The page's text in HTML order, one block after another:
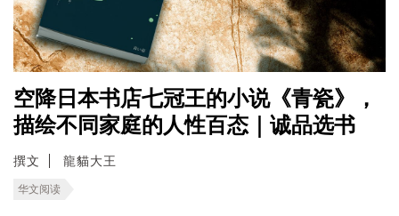
空降日本书店七冠王的小说《青瓷》，
描绘不同家庭的人性百态｜诚品选书
撰文 龍貓大王
华文阅读